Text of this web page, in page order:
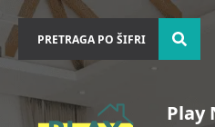
Play